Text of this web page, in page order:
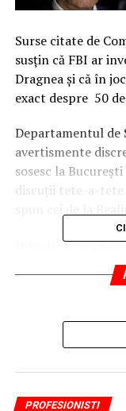
Surse citate de
susţin că FBI ar
Dragnea şi că în
exact despre 50
Departamentul de
avertismente
sosesc la
discuţii tete-a-tete
Investigaţiile FBI
firmă de lobby din
şi PSD de către o
acestuia.
afaceristului
Comana, fostul
PROFESIONISTI